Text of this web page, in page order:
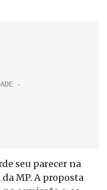
seu parecer na
MP. A proposta